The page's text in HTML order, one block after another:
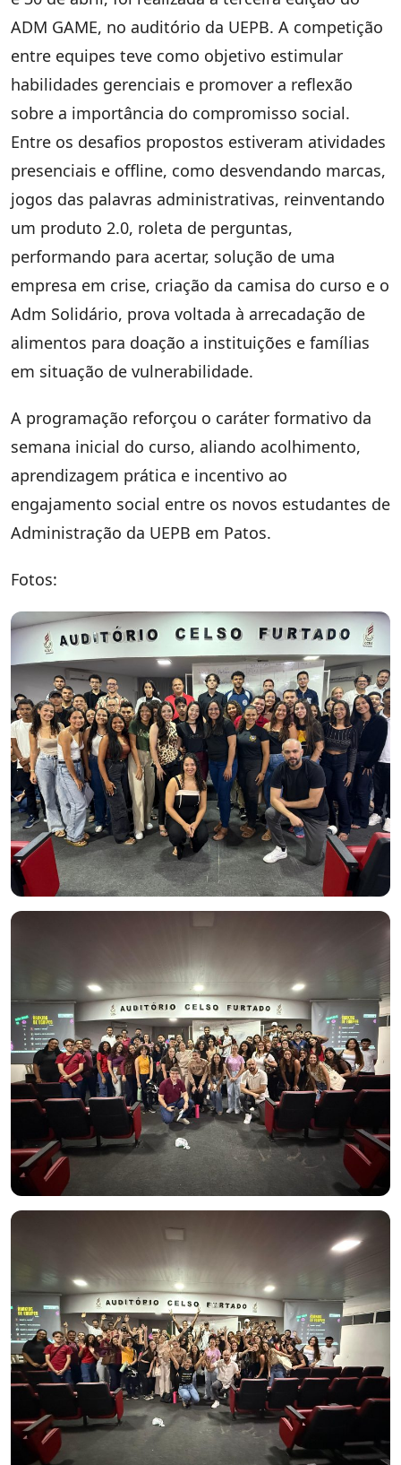
ADM GAME, no auditório da UEPB. A competição
entre equipes teve como objetivo estimular
habilidades gerenciais e promover a reflexão
sobre a importância do compromisso social.
Entre os desafios propostos estiveram atividades
presenciais e offline, como desvendando marcas,
jogos das palavras administrativas, reinventando
um produto 2.0, roleta de perguntas,
performando para acertar, solução de uma
empresa em crise, criação da camisa do curso e o
Adm Solidário, prova voltada à arrecadação de
alimentos para doação a instituições e famílias
em situação de vulnerabilidade.
A programação reforçou o caráter formativo da
semana inicial do curso, aliando acolhimento,
aprendizagem prática e incentivo ao
engajamento social entre os novos estudantes de
Administração da UEPB em Patos.
Fotos: